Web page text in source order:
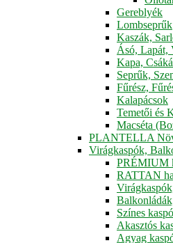
Gereblyék
Lombseprűk
Kaszák,
Ásó, Lapát,
Kapa,
Seprűk,
Fűrész,
Kalapácsok
Temetői és
Macséta
PLANTELLA
Virágkaspók,
PRÉMIUM
RATTAN
Színes
Akasztós
Agyag